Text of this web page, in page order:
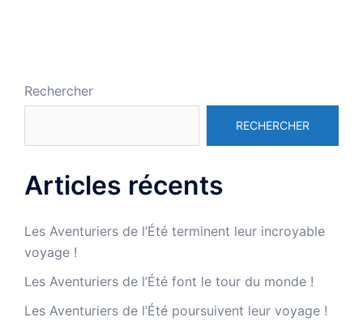
Rechercher
RECHERCHER
Articles récents
Les Aventuriers de l’Été terminent leur incroyable
voyage !
Les Aventuriers de l’Été font le tour du monde !
Les Aventuriers de l’Été poursuivent leur voyage !